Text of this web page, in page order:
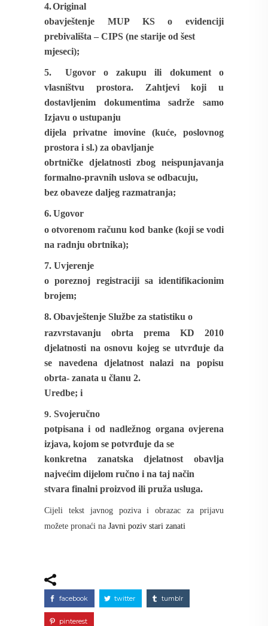
4.Original
obavještenje MUP KS o evidenciji
prebivališta – CIPS (ne starije od šest
mjeseci);
5.
Ugovor o zakupu ili dokument o
vlasništvu prostora.
Zahtjevi koji u
dostavljenim dokumentima sadrže samo
Izjavu o ustupanju
dijela privatne imovine (kuće, poslovnog
prostora i sl.) za obavljanje
obrtničke djelatnosti zbog neispunjavanja
formalno-pravnih uslova se odbacuju,
bez obaveze daljeg razmatranja;
6.Ugovor
o otvorenom računu kod banke (koji se vodi
na radnju obrtnika);
7. Uvjerenje
o poreznoj registraciji sa identifikacionim
brojem;
8.Obavještenje Službe za statistiku o
razvrstavanju obrta prema KD 2010
djelatnosti na osnovu kojeg se utvrđuje da
se navedena djelatnost nalazi na popisu
obrta- zanata u članu 2.
Uredbe; i
9. Svojeručno
potpisana i od nadležnog organa ovjerena
izjava, kojom se potvrđuje da se
konkretna zanatska djelatnost obavlja
najvećim dijelom ručno i na taj način
stvara finalni proizvod ili pruža usluga.
Cijeli tekst javnog poziva i obrazac za prijavu
možete pronaći na Javni poziv stari zanati
facebook twitter tumblr
pinterest